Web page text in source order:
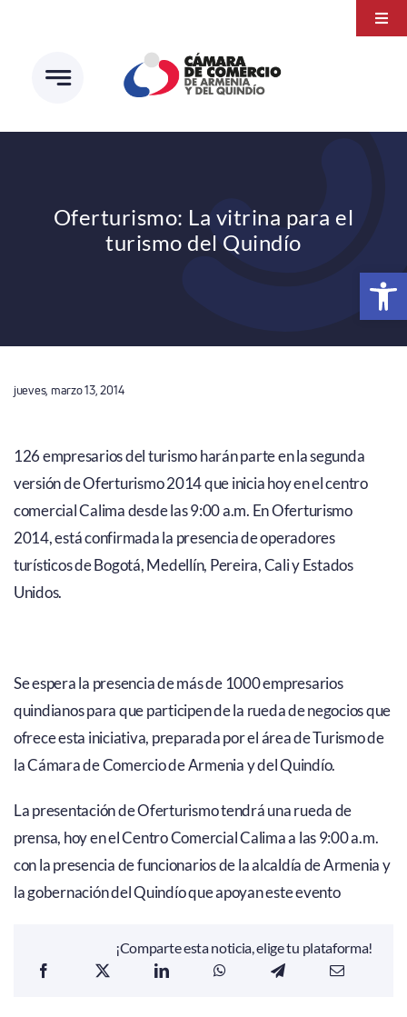
Abrir
contenido
Oferturismo: La vitrina para el
turismo del Quindío
jueves, marzo 13, 2014
126 empresarios del turismo harán parte en la segunda
versión de Oferturismo 2014 que inicia hoy en el centro
comercial Calima desde las 9:00 a.m. En Oferturismo
2014, está confirmada la presencia de operadores
turísticos de Bogotá, Medellín, Pereira, Cali y Estados
Unidos.
Se espera la presencia de más de 1000 empresarios
quindianos para que participen de la rueda de negocios que
ofrece esta iniciativa, preparada por el área de Turismo de
la Cámara de Comercio de Armenia y del Quindío.
La presentación de Oferturismo tendrá una rueda de
prensa, hoy en el Centro Comercial Calima a las 9:00 a.m.
con la presencia de funcionarios de la alcaldía de Armenia y
la gobernación del Quindío que apoyan este evento
¡Comparte esta noticia, elige tu plataforma!